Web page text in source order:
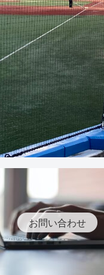
お問い合わせ